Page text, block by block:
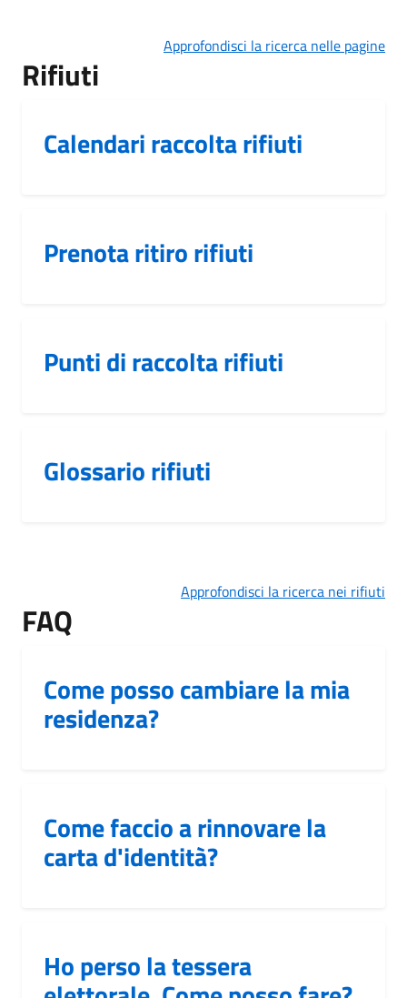
Approfondisci la ricerca nelle pagine
Rifiuti
Calendari raccolta rifiuti
Prenota ritiro rifiuti
Punti di raccolta rifiuti
Glossario rifiuti
Approfondisci la ricerca nei rifiuti
FAQ
Come posso cambiare la mia
residenza?
Come faccio a rinnovare la
carta d'identità?
Ho perso la tessera